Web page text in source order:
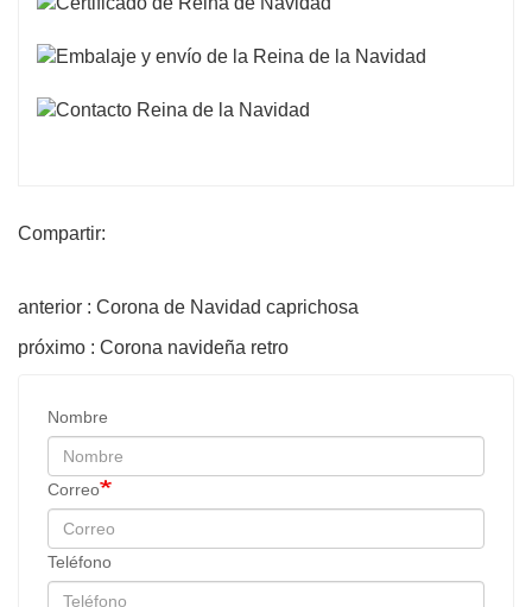
Compartir:
anterior : Corona de Navidad caprichosa
próximo : Corona navideña retro
Nombre
Correo
Teléfono